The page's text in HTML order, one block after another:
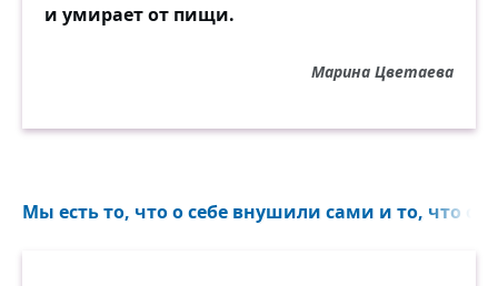
и умирает от пищи.
Марина Цветаева
Мы есть то, что о себе внушили сами и то, что о